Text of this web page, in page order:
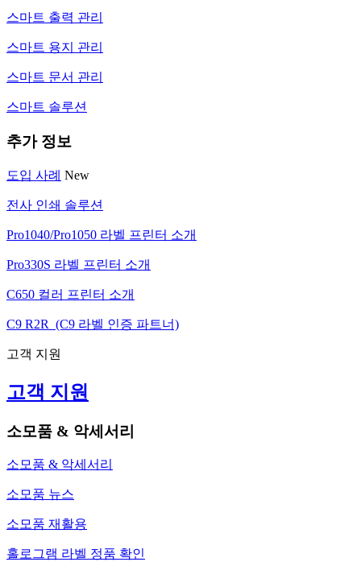
스마트 출력 관리
스마트 용지 관리
스마트 문서 관리
스마트 솔루션
추가 정보
도입 사례 New
전사 인쇄 솔루션
Pro1040/Pro1050 라벨 프린터 소개
Pro330S 라벨 프린터 소개
C650 컬러 프린터 소개
C9 R2R (C9 라벨 인증 파트너)
고객 지원
고객 지원
소모품 & 악세서리
소모품 & 악세서리
소모품 뉴스
소모품 재활용
홀로그램 라벨 정품 확인